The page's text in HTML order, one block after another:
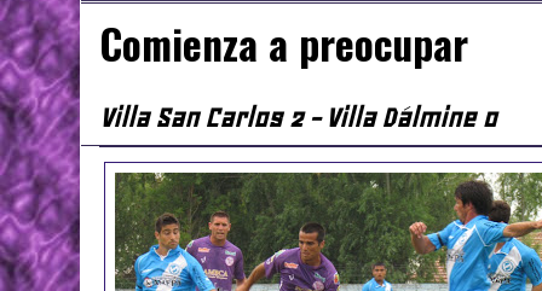
Comienza a preocupar
Villa San Carlos 2 - Villa Dálmine 0